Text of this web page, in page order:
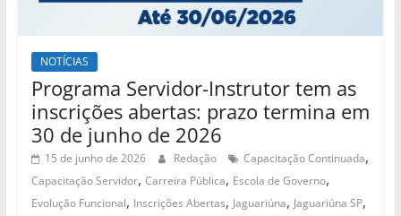
NOTÍCIAS
Programa Servidor-Instrutor tem as
inscrições abertas: prazo termina em
30 de junho de 2026
15 de junho de 2026 Redação Capacitação Continuada,
Capacitação Servidor, Carreira Pública, Escola de Governo,
Evolução Funcional, Inscrições Abertas, Jaguariúna, Jaguariúna SP,